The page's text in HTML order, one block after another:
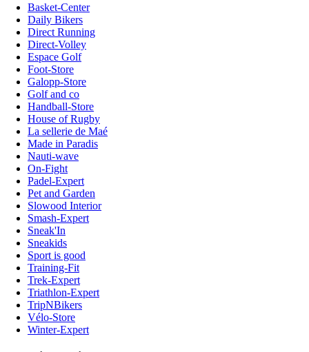
Basket-Center
Daily Bikers
Direct Running
Direct-Volley
Espace Golf
Foot-Store
Galopp-Store
Golf and co
Handball-Store
House of Rugby
La sellerie de Maé
Made in Paradis
Nauti-wave
On-Fight
Padel-Expert
Pet and Garden
Slowood Interior
Smash-Expert
Sneak'In
Sneakids
Sport is good
Training-Fit
Trek-Expert
Triathlon-Expert
TripNBikers
Vélo-Store
Winter-Expert